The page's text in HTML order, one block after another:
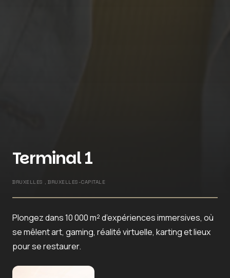
Terminal 1
BRUXELLES , BRUXELLES-CAPITALE
Plongez dans 10 000 m² d’expériences immersives, où
se mêlent art, gaming, réalité virtuelle, karting et lieux
pour se restaurer.